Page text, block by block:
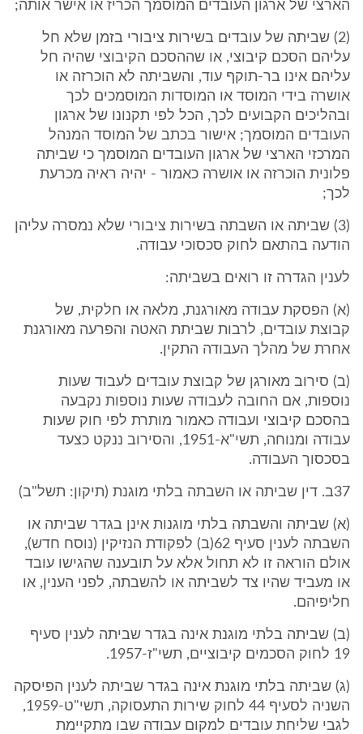
הארצי של ארגון העובדים המוסמך הכריז או אישר אותה;
(2) שביתה של עובדים בשירות ציבורי בזמן שלא חל
עליהם הסכם קיבוצי, או שההסכם הקיבוצי שהיה חל
עליהם אינו בר-תוקף עוד, והשביתה לא הוכרזה או
אושרה בידי המוסד או המוסדות המוסמכים לכך
ובהליכים הקבועים לכך, הכל לפי תקנונו של ארגון
העובדים המוסמך; אישור בכתב של המוסד המנהל
המרכזי הארצי של ארגון העובדים המוסמך כי שביתה
פלונית הוכרזה או אושרה כאמור - יהיה ראיה מכרעת
לכך;
(3) שביתה או השבתה בשירות ציבורי שלא נמסרה עליהן
הודעה בהתאם לחוק סכסוכי עבודה.
לענין הגדרה זו רואים בשביתה:
(א) הפסקת עבודה מאורגנת, מלאה או חלקית, של
קבוצת עובדים, לרבות שביתת האטה והפרעה מאורגנת
אחרת של מהלך העבודה התקין.
(ב) סירוב מאורגן של קבוצת עובדים לעבוד שעות
נוספות, אם החובה לעבודה שעות נוספות נקבעה
בהסכם קיבוצי ועבודה כאמור מותרת לפי חוק שעות
עבודה ומנוחה, תשי"א-1951, והסירוב ננקט כצעד
בסכסוך העבודה.
37ב. דין שביתה או השבתה בלתי מוגנת (תיקון: תשל"ב)
(א) שביתה והשבתה בלתי מוגנות אינן בגדר שביתה או
השבתה לענין סעיף 62(ב) לפקודת הנזיקין (נוסח חדש),
אולם הוראה זו לא תחול אלא על תובענה שהגישו עובד
או מעביד שהיו צד לשביתה או להשבתה, לפני הענין, או
חליפיהם.
(ב) שביתה בלתי מוגנת אינה בגדר שביתה לענין סעיף
19 לחוק הסכמים קיבוציים, תשי"ז-1957.
(ג) שביתה בלתי מוגנת אינה בגדר שביתה לענין הפיסקה
השניה לסעיף 44 לחוק שירות התעסוקה, תשי"ט-1959,
לגבי שליחת עובדים למקום עבודה שבו מתקיימת